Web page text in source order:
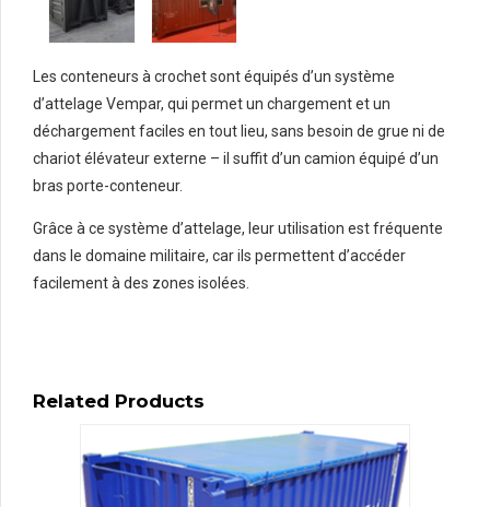
Les conteneurs à crochet sont équipés d’un système
d’attelage Vempar, qui permet un chargement et un
déchargement faciles en tout lieu, sans besoin de grue ni de
chariot élévateur externe – il suffit d’un camion équipé d’un
bras porte-conteneur.
Grâce à ce système d’attelage, leur utilisation est fréquente
dans le domaine militaire, car ils permettent d’accéder
facilement à des zones isolées.
Related Products